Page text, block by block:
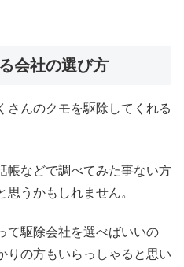
会社の選び方
さんのクモを駆除してくれる
帳などで調べてみた事ない方
うかもしれません。
て駆除会社を選べばいいの
りの方もいらっしゃると思い